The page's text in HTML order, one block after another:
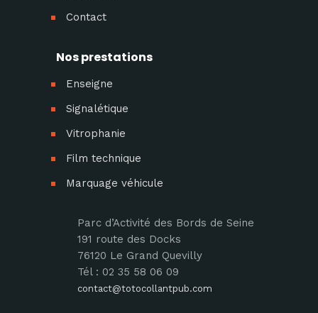
Contact
Nos prestations
Enseigne
Signalétique
Vitrophanie
Film technique
Marquage véhicule
Parc d’Activité des Bords de Seine
191 route des Docks
76120 Le Grand Quevilly
Tél : 02 35 58 06 09
contact@totocollantpub.com